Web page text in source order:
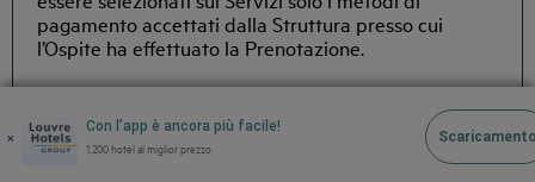
pagamento accettati dalla Struttura presso cui
l’Ospite ha effettuato la Prenotazione.
Condizioni specifiche possono applicarsi nel contesto
della vendita da parte delle Strutture partner. In
questo caso, l’Ospite deve fare riferimento all’articolo
5 dei T&C generali.
× Con l’app è ancora più facile!
1.200 hotel al miglior prezzo